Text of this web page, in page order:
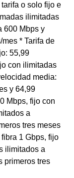
o solo fijo e
ilimitadas
600 Mbps y
* Tarifa de
55,99
con ilimitadas
media:
y 64,99
Mbps, fijo con
a
tres meses
1 Gbps, fijo
ilimitados a
primeros tres